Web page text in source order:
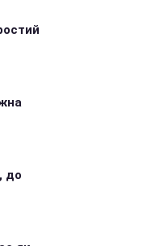
до